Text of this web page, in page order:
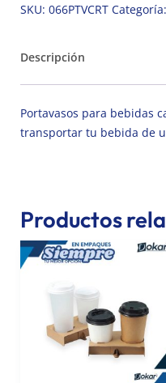
SKU: 066PTVCRT Categoría:
Descripción
Portavasos para bebidas
transportar tu bebida de
Productos